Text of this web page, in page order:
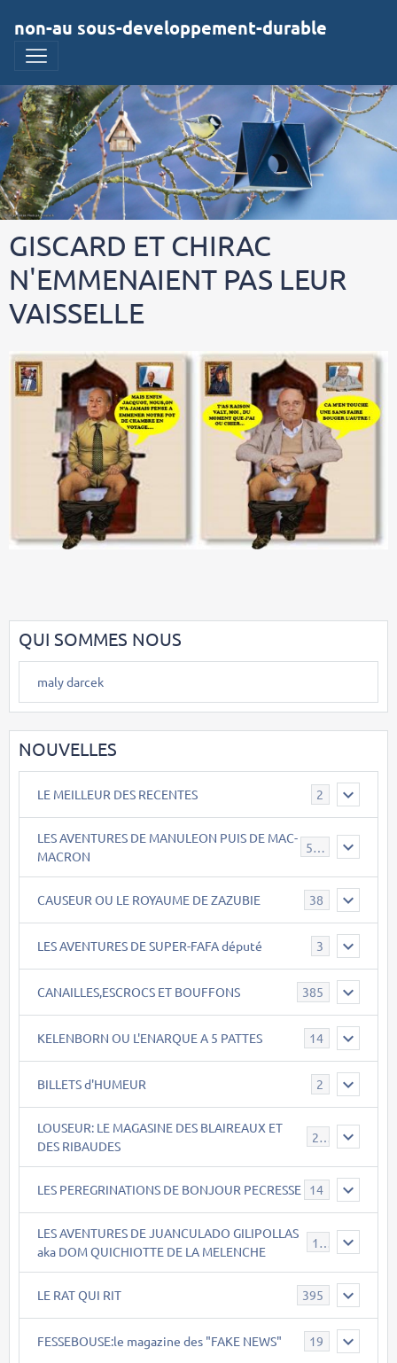
non-au sous-developpement-durable
GISCARD ET CHIRAC
N'EMMENAIENT PAS LEUR
VAISSELLE
QUI SOMMES NOUS
maly darcek
NOUVELLES
LE MEILLEUR DES RECENTES 2
LES AVENTURES DE MANULEON PUIS DE MAC-
MACRON
543
CAUSEUR OU LE ROYAUME DE ZAZUBIE 38
LES AVENTURES DE SUPER-FAFA député 3
CANAILLES,ESCROCS ET BOUFFONS 385
KELENBORN OU L'ENARQUE A 5 PATTES 14
BILLETS d'HUMEUR 2
LOUSEUR: LE MAGASINE DES BLAIREAUX ET
DES RIBAUDES
21
LES PEREGRINATIONS DE BONJOUR PECRESSE 14
LES AVENTURES DE JUANCULADO GILIPOLLAS
aka DOM QUICHIOTTE DE LA MELENCHE
119
LE RAT QUI RIT 395
FESSEBOUSE:le magazine des "FAKE NEWS" 19